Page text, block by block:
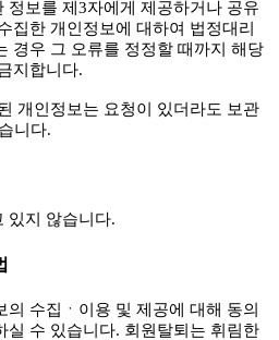
정보를 제3자에게 제공하거나 공유
집한 개인정보에 대하여 법정대리
경우 그 오류를 정정할 때까지 해당
지합니다.
개인정보는 요청이 있더라도 보관
니다.
있지 않습니다.
수집ㆍ이용 및 제공에 대해 동의
실 수 있습니다. 회원탈퇴는 휘림한